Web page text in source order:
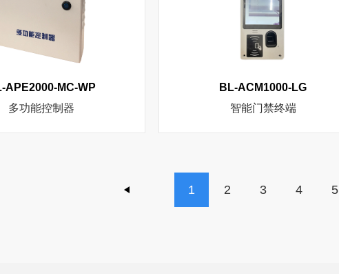
APE2000-MC-WP
多功能控制器
BL-ACM1000-LG
智能门禁终端
1 2 3 4 5